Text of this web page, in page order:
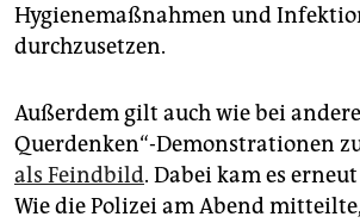
Hygienemaßnahmen und
durchzusetzen.
Außerdem gilt auch wie bei
Querdenken“-Demonstrationen
als Feindbild. Dabei kam es
Wie die Polizei am Abend